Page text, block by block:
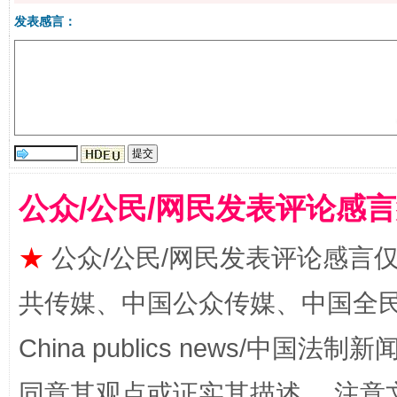
发表感言：
公众/公民/网民发表评论感
★ 公众/公民/网民发表评论感言
共传媒、中国公众传媒、中国全
China publics news/中国法制新